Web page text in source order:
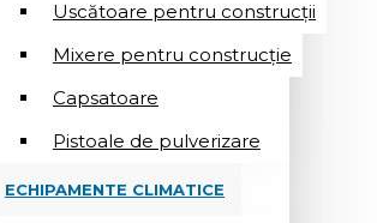
Uscătoare pentru construcții
Mixere pentru construcție
Capsatoare
Pistoale de pulverizare
ECHIPAMENTE CLIMATICE